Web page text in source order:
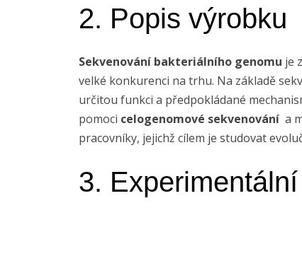
2. Popis výrobku
Sekvenování bakteriálního genomu je
velké konkurenci na trhu. Na základě
určitou funkci a předpokládané
pomoci celogenomové sekvenování a
pracovníky, jejichž cílem je studovat
3.